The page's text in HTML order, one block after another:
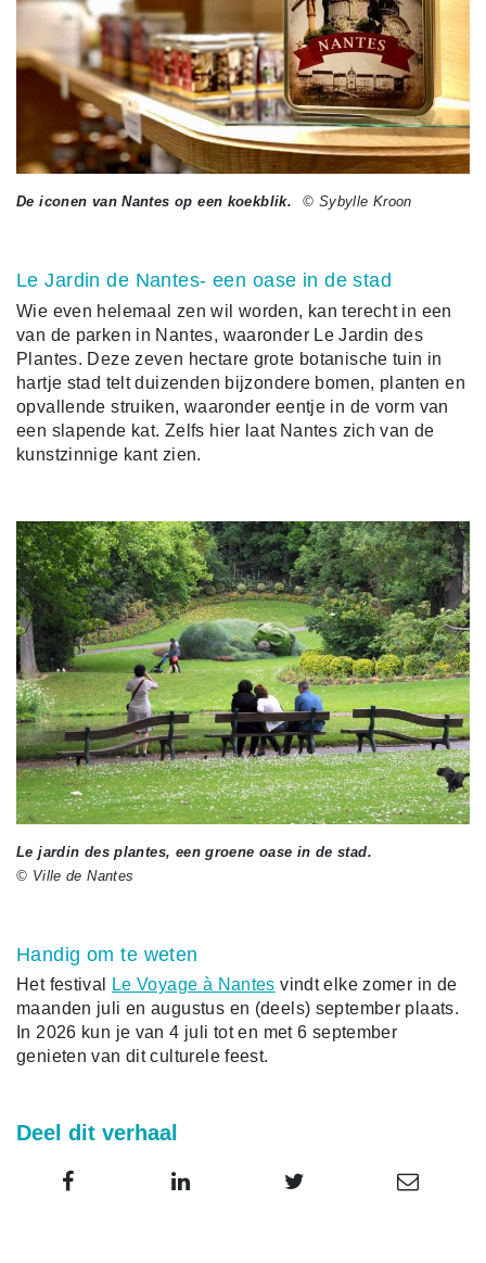
De iconen van Nantes op een koekblik. © Sybylle Kroon
Le Jardin de Nantes- een oase in de stad
Wie even helemaal zen wil worden, kan terecht in een
van de parken in Nantes, waaronder Le Jardin des
Plantes. Deze zeven hectare grote botanische tuin in
hartje stad telt duizenden bijzondere bomen, planten en
opvallende struiken, waaronder eentje in de vorm van
een slapende kat. Zelfs hier laat Nantes zich van de
kunstzinnige kant zien.
Le jardin des plantes, een groene oase in de stad.
© Ville de Nantes
Handig om te weten
Het festival Le Voyage à Nantes vindt elke zomer in de
maanden juli en augustus en (deels) september plaats.
In 2026 kun je van 4 juli tot en met 6 september
genieten van dit culturele feest.
Deel dit verhaal